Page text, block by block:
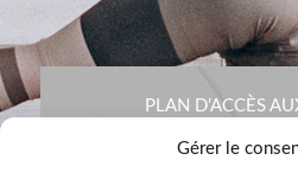
Gérer le
PLAN D’ACCÈS